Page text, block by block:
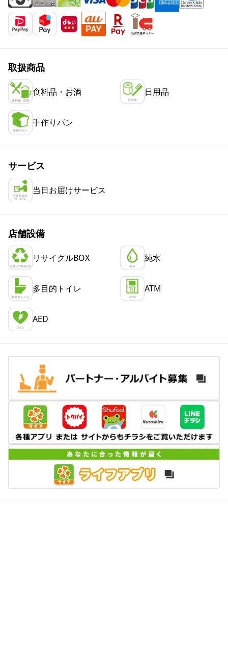
取扱商品
食料品・お酒 日用品
手作りパン
サービス
当日お届けサービス
店舗設備
リサイクルBOX 純水
多目的トイレ ATM
AED